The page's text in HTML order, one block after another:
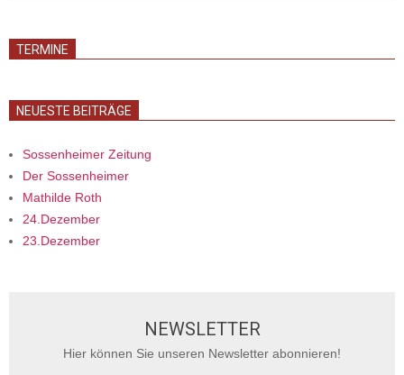
TERMINE
NEUESTE BEITRÄGE
Sossenheimer Zeitung
Der Sossenheimer
Mathilde Roth
24.Dezember
23.Dezember
NEWSLETTER
Hier können Sie unseren Newsletter abonnieren!